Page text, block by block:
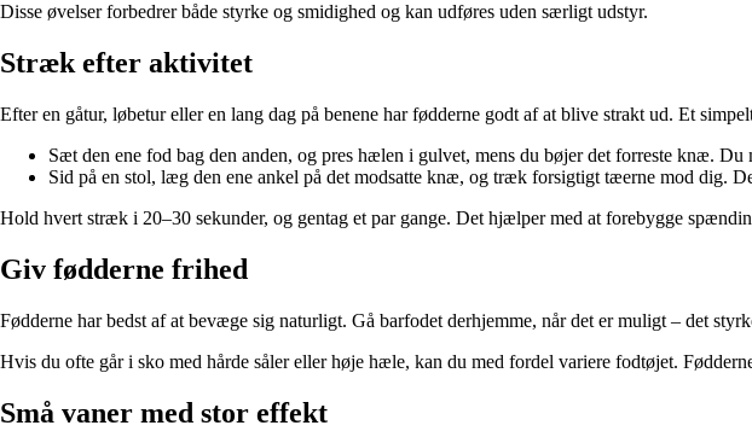
Disse øvelser forbedrer både styrke og smidighed og kan udføres uden særligt udstyr.
Stræk efter aktivitet
Efter en gåtur, løbetur eller en lang dag på benene har fødderne godt af at blive strakt ud. Et
Sæt den ene fod bag den anden, og pres hælen i gulvet, mens du bøjer det forreste knæ.
Sid på en stol, læg den ene ankel på det modsatte knæ, og træk forsigtigt tæerne mod dig.
Hold hvert stræk i 20–30 sekunder, og gentag et par gange. Det hjælper med at forebygge
Giv fødderne frihed
Fødderne har bedst af at bevæge sig naturligt. Gå barfodet derhjemme, når det er muligt – det
Hvis du ofte går i sko med hårde såler eller høje hæle, kan du med fordel variere fodtøjet.
Små vaner med stor effekt